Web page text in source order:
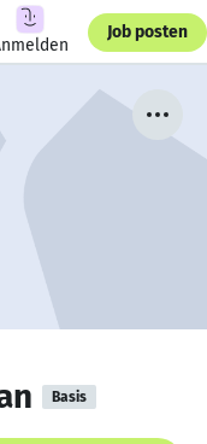
Job posten
Basis